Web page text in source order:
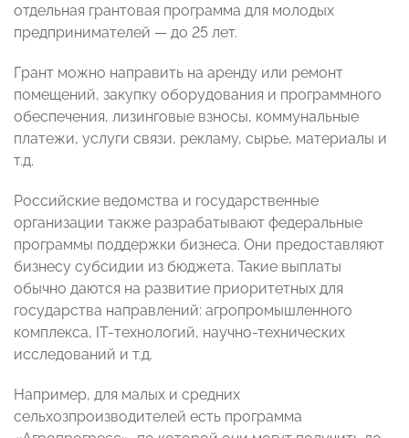
отдельная грантовая программа для молодых
предпринимателей — до 25 лет.
Грант можно направить на аренду или ремонт
помещений, закупку оборудования и программного
обеспечения, лизинговые взносы, коммунальные
платежи, услуги связи, рекламу, сырье, материалы и
т.д.
Российские ведомства и государственные
организации также разрабатывают федеральные
программы поддержки бизнеса. Они предоставляют
бизнесу субсидии из бюджета. Такие выплаты
обычно даются на развитие приоритетных для
государства направлений: агропромышленного
комплекса, IT-технологий, научно-технических
исследований и т.д.
Например, для малых и средних
сельхозпроизводителей есть программа